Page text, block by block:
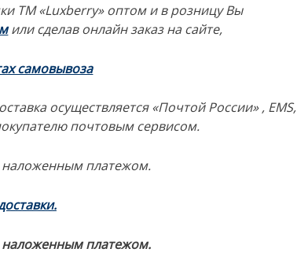
ТМ «Luxberry» оптом и в розницу Вы
или сделав онлайн заказ на сайте,
самовывоза
осуществляется «Почтой России» , EMS,
почтовым сервисом.
платежом.
платежом.